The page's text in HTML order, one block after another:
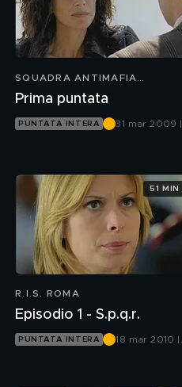
SQUADRA ANTIMAFIA
Prima puntata
PUNTATA INTERA
31 mar 2009 |
R.I.S. ROMA
Episodio 1 - S.p.q.r.
PUNTATA INTERA
18 mar 2010 |
51 MIN